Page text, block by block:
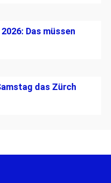
Das müssen
das Zürch